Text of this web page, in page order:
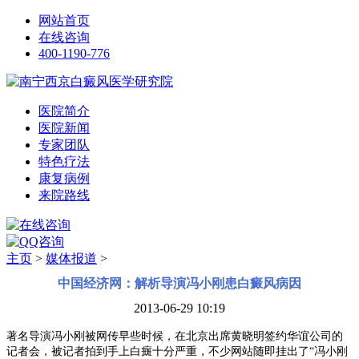
网站首页
在线咨询
400-1190-776
医院简介
医院新闻
专家团队
特色疗法
康复病例
来院路线
主页 > 媒体报道 >
中国经济网：解析导演冯小刚患白癜风病因
2013-06-29 10:19
著名导演冯小刚被网传早些时候，在北京出席黄晓明签约华谊公司的
记者会，被记者拍到手上白癍十分严重，不少网站随即挂出了“冯小刚